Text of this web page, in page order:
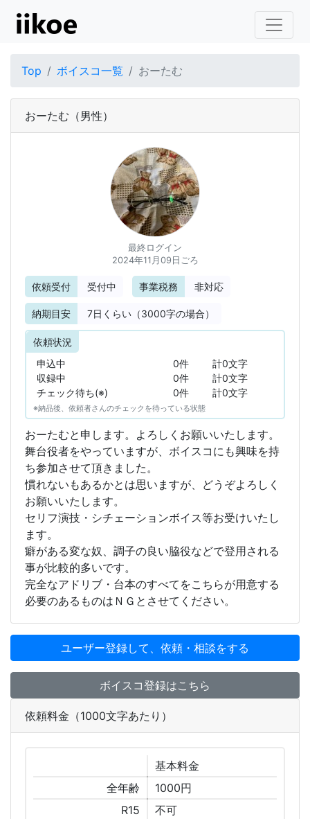
Top ボイスコ一覧 おーたむ
おーたむ （男性）
最終ログイン
2024年11月09日ごろ
依頼受付 受付中 事業税務 非対応
納期目安 7日くらい（3000字の場合）
依頼状況
申込中
0件
計0文字
収録中
0件
計0文字
チェック待ち(※)
0件 計0文字
※納品後、依頼者さんのチェックを待っている状態
おーたむと申します。よろしくお願いいたします。
舞台役者をやっていますが、ボイスコにも興味を持
ち参加させて頂きました。
慣れないもあるかとは思いますが、どうぞよろしく
お願いいたします。
セリフ演技・シチェーションボイス等お受けいたし
ます。
癖がある変な奴、調子の良い脇役などで登用される
事が比較的多いです。
完全なアドリブ・台本のすべてをこちらが用意する
必要のあるものはＮＧとさせてください。
ユーザー登録して、依頼・相談をする
ボイスコ登録はこちら
依頼料金（1000文字あたり）
基本料金
全年齢
1000円
R15
不可